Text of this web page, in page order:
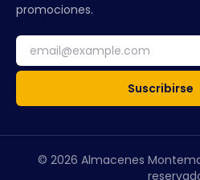
promociones.
Suscribirse
© 2026 Almacenes